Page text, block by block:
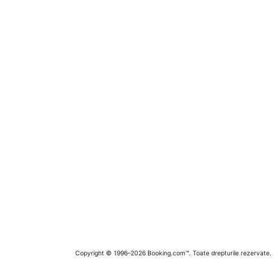
Copyright © 1996–2026 Booking.com™. Toate drepturile rezervate.